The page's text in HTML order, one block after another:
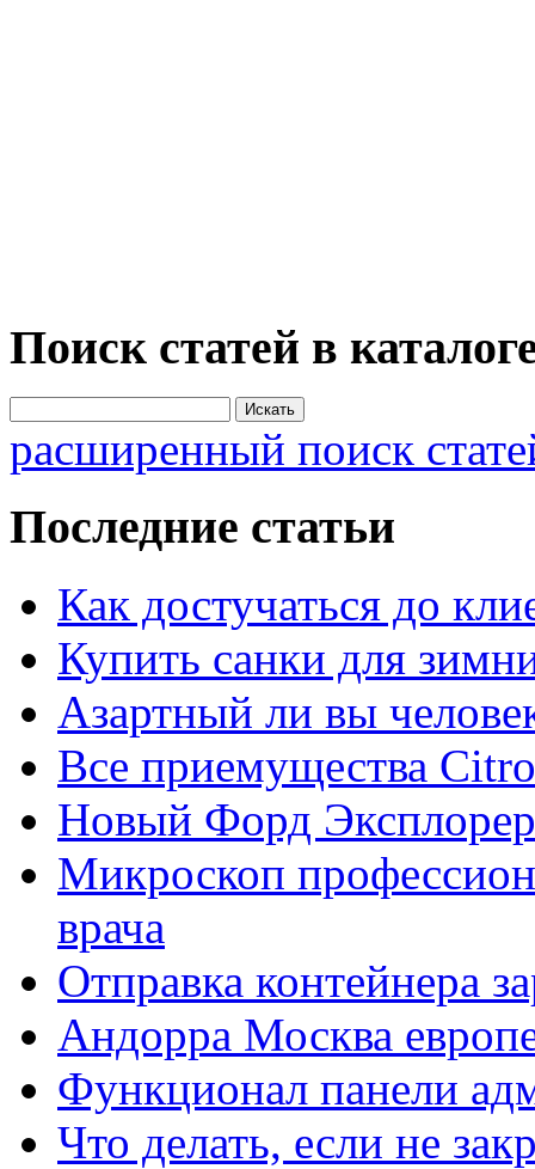
Поиск статей в
расширенный поиск
Последние статьи
Как достучаться до
Купить санки для
Азартный ли вы
Все приемущества
Новый Форд
Микроскоп
врача
Отправка контейнера
Андорра Москва
Функционал панели
Что делать, если не